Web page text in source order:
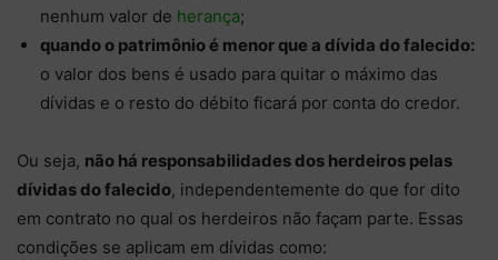
nenhum valor de herança;
quando o patrimônio é menor que a dívida do falecido:
o valor dos bens é usado para quitar o máximo das
dívidas e o resto do débito ficará por conta do credor.
Ou seja, não há responsabilidades dos herdeiros pelas
dívidas do falecido, independentemente do que for dito
em contrato no qual os herdeiros não façam parte. Essas
condições se aplicam em dívidas como: